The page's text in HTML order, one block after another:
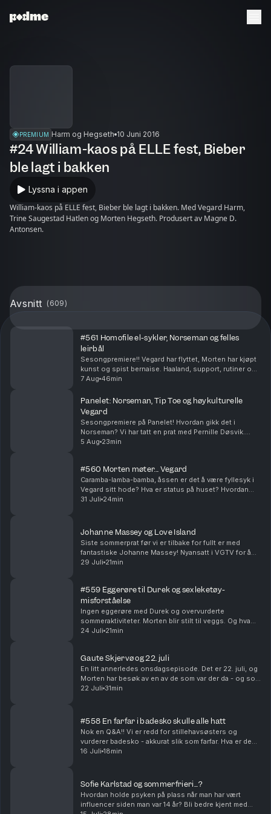
PREMIUM Harm og Hegseth 10 Juni 2016
#24 William-kaos på ELLE fest, Bieber
ble lagt i bakken
Lyssna i appen
William-kaos på ELLE fest, Bieber ble lagt i bakken. Med Vegard Harm,
Trine Saugestad Hatlen og Morten Hegseth. Produsert av Magne D.
Antonsen.
Avsnitt ( 609)
#561 Homofile el-sykler, Norseman og felles
leirbål
Sesongpremiere!! Vegard har flyttet, Morten har kjøpt
kunst og spist bernaise. Haaland, support, rutiner og
festival - et fullt sommerkjør er over. Få på noe suziki!!
7 Aug 46min
Panelet: Norseman, Tip Toe og høykulturelle
Vegard
Sesongpremiere på Panelet! Hvordan gikk det i
Norseman? Vi har tatt en prat med Pernille Døsvik.
Morten har fått oppheng på ny serie og Vegard har
5 Aug 23min
#560 Morten møter... Vegard
Caramba-lamba-bamba, åssen er det å være fyllesyk i
Vegard sitt hode? Hva er status på huset? Hvordan
skal Vegard lage egne juletradisjoner? Produsert av
31 Juli 24min
Johanne Massey og Love Island
Siste sommerprat før vi er tilbake for fullt er med
fantastiske Johanne Massey! Nyansatt i VGTV for å
løfte Love Island til nye høyder. Hvordan hadde
29 Juli 21min
#559 Eggerøre til Durek og sexleketøy-
misforståelse
Ingen eggerøre med Durek og overvurderte
sommeraktiviteter. Morten blir stilt til veggs. Og hva
hvis Vegard egentlig bare har vært en hemmelig agent
24 Juli 21min
Gaute Skjervø og 22. juli
En litt annerledes onsdagsepisode. Det er 22. juli, og
Morten har besøk av en av de som var der da - og som
fremdeles lever med trusler og bekymring. Hvordan
22 Juli 31min
#558 En farfar i badesko skulle alle hatt
Nok en Q&A!! Vi er redd for stillehavsøsters og
vurderer badesko - akkurat slik som farfar. Hva er den
pinligste meldingen vi har sendt feil? Og hvilke
16 Juli 18min
Sofie Karlstad og sommerfrieri...?
Hvordan holde psyken på plass når man har vært
influencer siden man var 14 år? Bli bedre kjent med